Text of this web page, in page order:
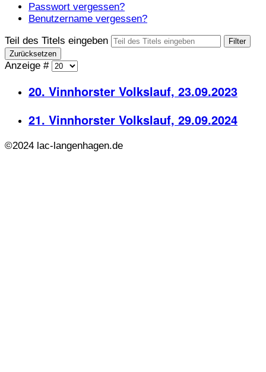
Passwort vergessen?
Benutzername vergessen?
Teil des Titels eingeben
Filter
Zurücksetzen
Anzeige #
20. Vinnhorster Volkslauf, 23.09.2023
21. Vinnhorster Volkslauf, 29.09.2024
©2024 lac-langenhagen.de